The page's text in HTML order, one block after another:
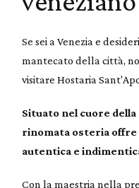
Se sei a Venezia e
mantecato della città,
visitare Hostaria
Situato nel cuore
rinomata osteria
autentica e
Con la maestria nella